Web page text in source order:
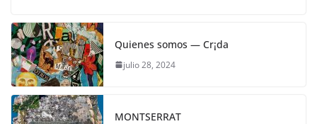
Quienes somos — Cr¡da
julio 28, 2024
MONTSERRAT